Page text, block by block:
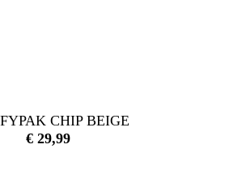
CHIP BEIGE
€29,99